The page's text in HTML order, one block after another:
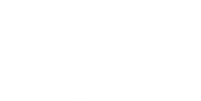
kan påstå att livsmedelsindustrin
i världen. Ju bättre vi blir
och leverera livsmedel, desto
för att lösa andra viktiga
byggt distributionscenter är